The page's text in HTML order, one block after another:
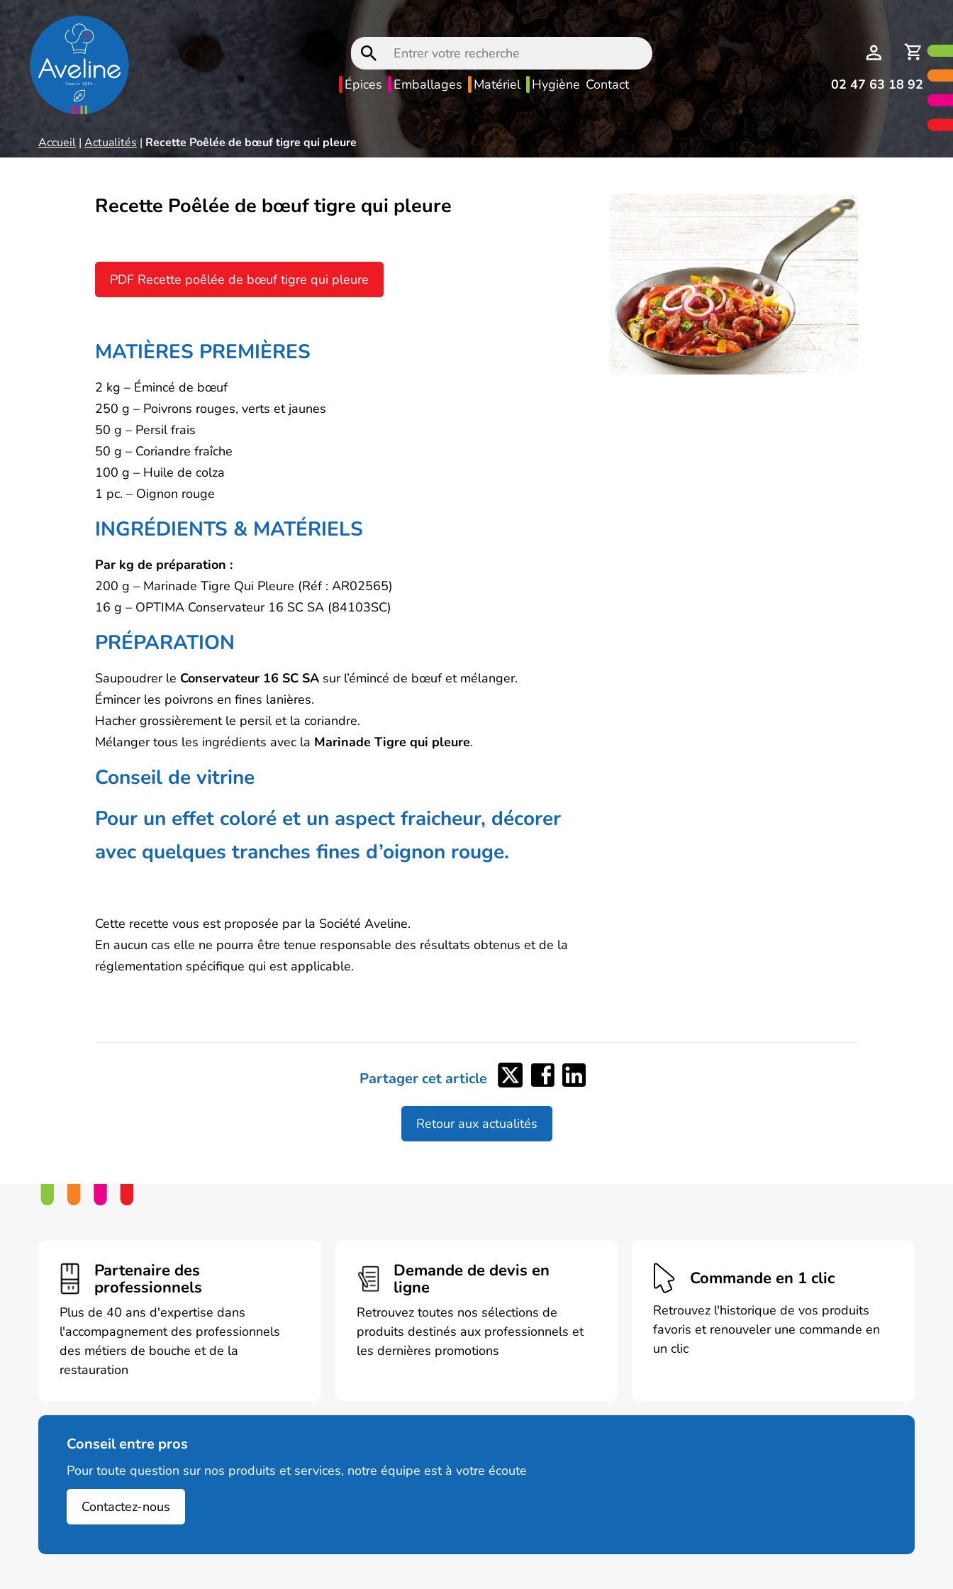
Entrer
votre
recherche
Mon
devis
Épices Emballages Matériel Hygiène Contact 02 47 63 18 92
Accueil| Actualités | Recette Poêlée de bœuf tigre qui pleure
Recette Poêlée de bœuf tigre qui pleure
PDF Recette poêlée de bœuf tigre qui pleure
MATIÈRES PREMIÈRES
2 kg – Émincé de bœuf
250 g – Poivrons rouges, verts et jaunes
50 g – Persil frais
50 g – Coriandre fraîche
100 g – Huile de colza
1 pc. – Oignon rouge
INGRÉDIENTS & MATÉRIELS
Par kg de préparation :
200 g – Marinade Tigre Qui Pleure (Réf : AR02565)
16 g – OPTIMA Conservateur 16 SC SA (84103SC)
PRÉPARATION
Saupoudrer le Conservateur 16 SC SA sur l’émincé de bœuf et mélanger.
Émincer les poivrons en fines lanières.
Hacher grossièrement le persil et la coriandre.
Mélanger tous les ingrédients avec la Marinade Tigre qui pleure.
Conseil de vitrine
Pour un effet coloré et un aspect fraicheur, décorer
avec quelques tranches fines d’oignon rouge.
Cette recette vous est proposée par la Société Aveline.
En aucun cas elle ne pourra être tenue responsable des résultats obtenus et de la
réglementation spécifique qui est applicable.
Partager cet article
Partager
sur
Twitter
Partager
sur
Facebook
Partager
sur
Retour aux actualités
Partenaire des
professionnels
Plus de 40 ans d'expertise dans
l'accompagnement des professionnels
des métiers de bouche et de la
restauration
Demande de devis en
ligne
Retrouvez toutes nos sélections de
produits destinés aux professionnels et
les dernières promotions
Commande en 1 clic
Retrouvez l'historique de vos produits
favoris et renouveler une commande en
un clic
Conseil entre pros
Pour toute question sur nos produits et services, notre équipe est à votre écoute
Contactez-nous